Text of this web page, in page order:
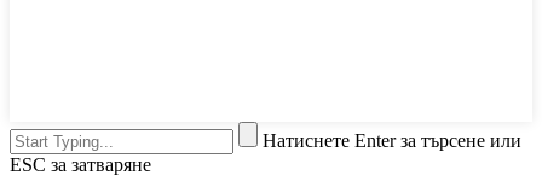
Натиснете Enter за търсене или
ESC за затваряне